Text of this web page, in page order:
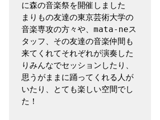
に森の音楽祭を開催しました
まりもの友達の東京芸術大学の
音楽専攻の方々や、mata-neス
タッフ、その友達の音楽仲間も
来てくれてそれぞれが演奏した
りみんなでセッションしたり、
思うがままに踊ってくれる人が
いたり、とても楽しい空間でし
た！